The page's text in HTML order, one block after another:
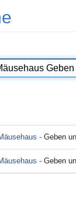
- Geben
- Geben